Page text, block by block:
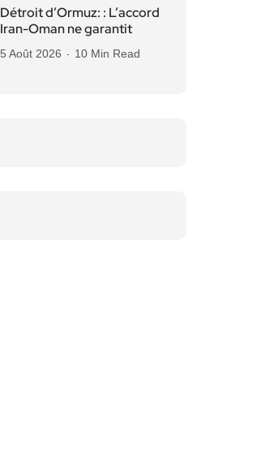
Détroit d’Ormuz: : L’accord
Iran-Oman ne garantit
5 Août 2026 10 Min Read